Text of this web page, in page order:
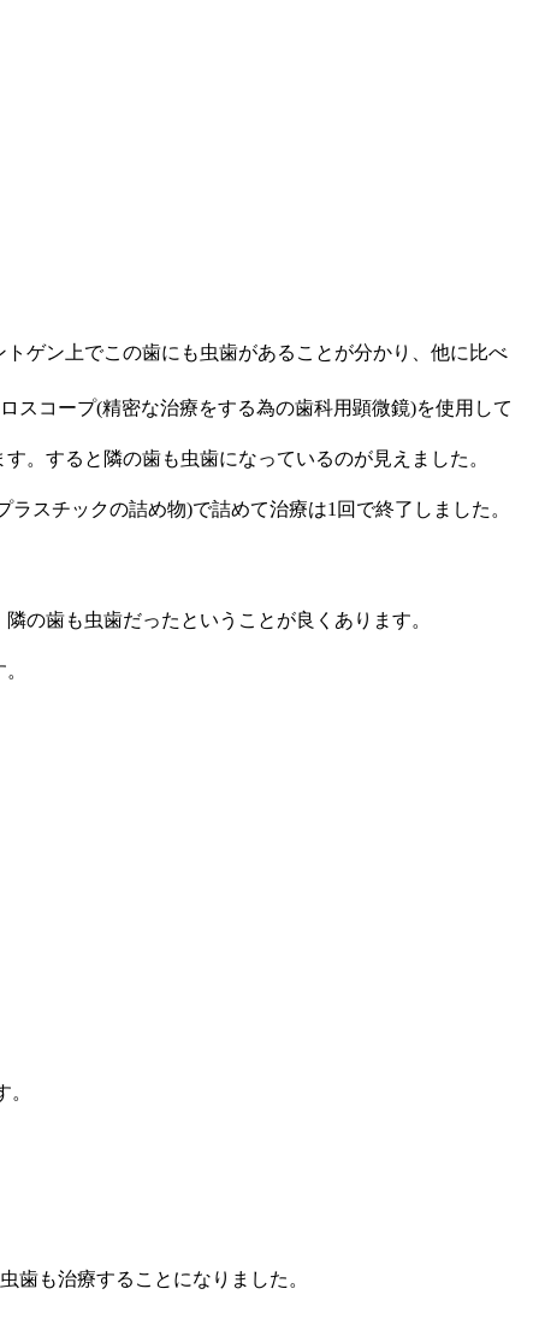
ゲン上でこの歯にも虫歯があることが分かり、他に比べ
スコープ(精密な治療をする為の歯科用顕微鏡)を使用して
。すると隣の歯も虫歯になっているのが見えました。
スチックの詰め物)で詰めて治療は1回で終了しました。
の歯も虫歯だったということが良くあります。
歯も治療することになりました。